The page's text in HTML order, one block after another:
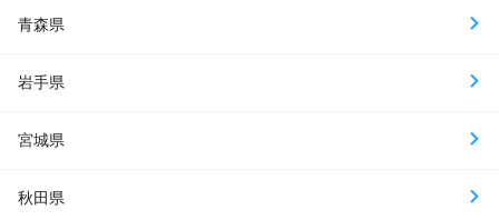
青森県
岩手県
宮城県
秋田県